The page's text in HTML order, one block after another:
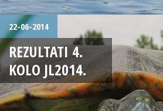
22-06-2014
REZULTATI 4.
KOLO JL2014.